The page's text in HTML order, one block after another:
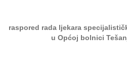
raspored rada ljekara
u Općoj bolnici